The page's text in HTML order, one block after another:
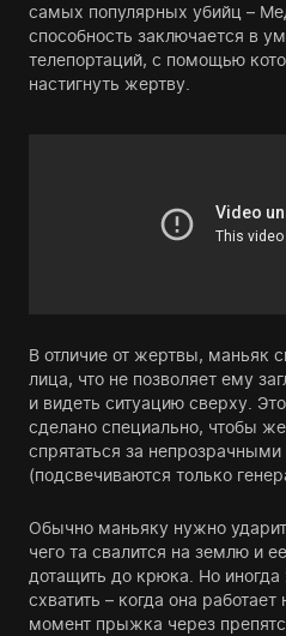
самых популярных убийц –
способность заключается в
телепортаций, с помощью
настигнуть жертву.
В отличие от жертвы, маньяк
лица, что не позволяет ему
и видеть ситуацию сверху.
сделано специально, чтобы
спрятаться за
(подсвечиваются только
Обычно маньяку нужно
чего та свалится на землю и
дотащить до крюка. Но
схватить – когда она
момент прыжка через